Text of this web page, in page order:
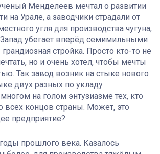
Менделеев мечтал о развитии
на Урале, а заводчики страдали от
угля для производства чугуна,
Запад убегает вперёд семимильными
стройка. Просто кто-то не
но и очень хотел, чтобы мечты
Так завод возник на стыке нового
двух разных по укладу
на голом энтузиазме тех, кто
всех концов страны. Может, это
предприятие?
прошлого века. Казалось